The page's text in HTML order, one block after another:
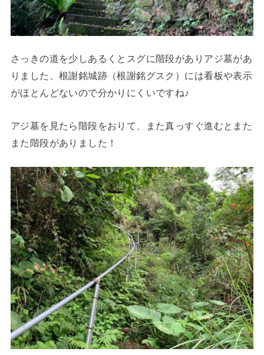
さっきの道を少しあるくとスグに階段がありアジ墓があ
りました、根謝銘城跡（根謝銘グスク）には看板や表示
がほとんどないので分かりにくいですね♪
アジ墓を見たら階段をおりて、また真っすぐ進むとまた
また階段がありました！